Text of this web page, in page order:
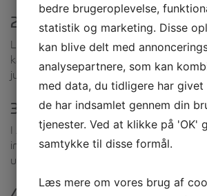
2. New Zealand
Landet er særligt kendt for deres
kan give dig i kast med for eksempel
jumping og skydiving
3. Australien
I Australien vil du hurtigt føle dig
indbyggernes åbenhed og venlighed.
uendeligt med tilbud.
bedre brugeroplevelse,
statistik og marketing. Disse
kan blive delt med
analysepartnere, som kan
med data, du tidligere har givet
de har indsamlet gennem din
tjenester. Ved at klikke på 'OK'
samtykke til disse formål.
Læs mere om vores brug af